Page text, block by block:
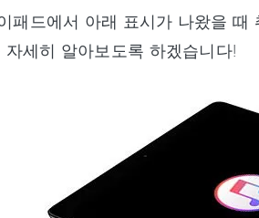
패드에서 아래 표시가 나왔을
세히 알아보도록 하겠습니다!